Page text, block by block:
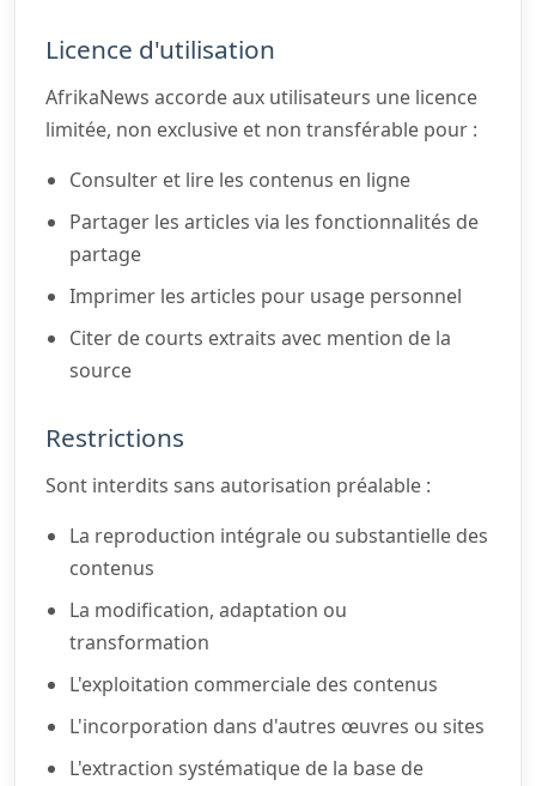
Licence d'utilisation
AfrikaNews accorde aux utilisateurs une licence
limitée, non exclusive et non transférable pour :
Consulter et lire les contenus en ligne
Partager les articles via les fonctionnalités de
partage
Imprimer les articles pour usage personnel
Citer de courts extraits avec mention de la
source
Restrictions
Sont interdits sans autorisation préalable :
La reproduction intégrale ou substantielle des
contenus
La modification, adaptation ou
transformation
L'exploitation commerciale des contenus
L'incorporation dans d'autres œuvres ou sites
L'extraction systématique de la base de